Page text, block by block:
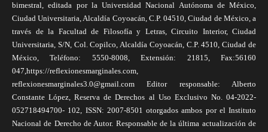
bimestral, editada por la Universidad Nacional Autónoma de México,
Ciudad Universitaria, Alcaldía Coyoacán, C.P. 04510, Ciudad de México, a
través de la Facultad de Filosofía y Letras, Circuito Interior, Ciudad
Universitaria, S/N, Col. Copilco, Alcaldía Coyoacán, C.P. 4510, Ciudad de
México, Teléfono: 5550-8008, Extensión: 21815, Fax:56160
047,https://reflexionesmarginales.com,
reflexionesmarginales3.0@gmail.com Editor responsable: Alberto
Constante López, Reserva de Derechos al Uso Exclusivo No. 04-2022-
052718494700- 102, ISSN: 2007-8501 otorgados ambos por el Instituto
Nacional de Derecho de Autor. Responsable de la última actualización de